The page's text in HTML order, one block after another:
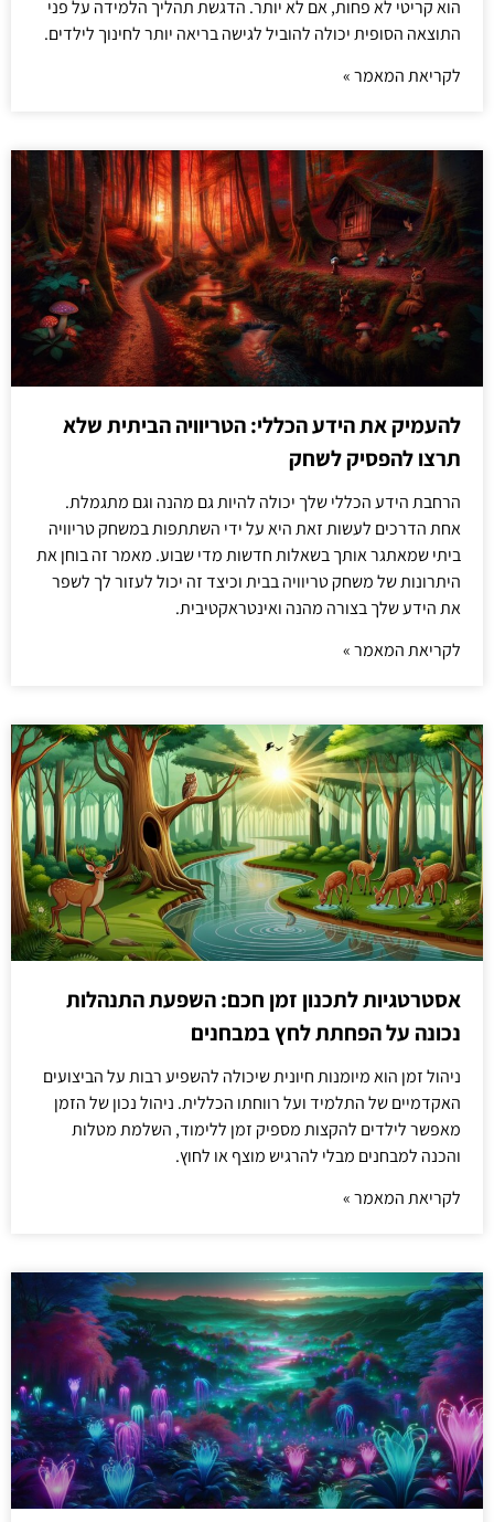
הוא קריטי לא פחות, אם לא יותר. הדגשת תהליך הלמידה על פני
התוצאה הסופית יכולה להוביל לגישה בריאה יותר לחינוך לילדים.
לקריאת המאמר »
להעמיק את הידע הכללי: הטריוויה הביתית שלא
תרצו להפסיק לשחק
הרחבת הידע הכללי שלך יכולה להיות גם מהנה וגם מתגמלת.
אחת הדרכים לעשות זאת היא על ידי השתתפות במשחק טריוויה
ביתי שמאתגר אותך בשאלות חדשות מדי שבוע. מאמר זה בוחן את
היתרונות של משחק טריוויה בבית וכיצד זה יכול לעזור לך לשפר
את הידע שלך בצורה מהנה ואינטראקטיבית.
לקריאת המאמר »
אסטרטגיות לתכנון זמן חכם: השפעת התנהלות
נכונה על הפחתת לחץ במבחנים
ניהול זמן הוא מיומנות חיונית שיכולה להשפיע רבות על הביצועים
האקדמיים של התלמיד ועל רווחתו הכללית. ניהול נכון של הזמן
מאפשר לילדים להקצות מספיק זמן ללימוד, השלמת מטלות
והכנה למבחנים מבלי להרגיש מוצף או לחוץ.
לקריאת המאמר »